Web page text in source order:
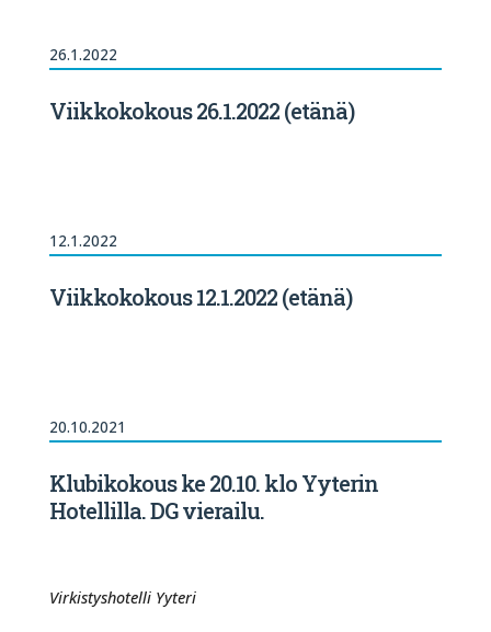
26.1.2022
Viikkokokous 26.1.2022 (etänä)
12.1.2022
Viikkokokous 12.1.2022 (etänä)
20.10.2021
Klubikokous ke 20.10. klo Yyterin
Hotellilla. DG vierailu.
Virkistyshotelli Yyteri